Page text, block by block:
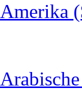
Amerika